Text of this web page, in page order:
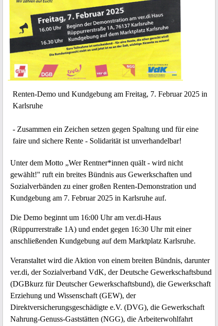
Renten-Demo und Kundgebung am Freitag, 7. Februar 2025 in
Karlsruhe
- Zusammen ein Zeichen setzen gegen Spaltung und für eine
faire und sichere Rente - Solidarität ist unverhandelbar!
Unter dem Motto „Wer Rentner*innen quält - wird nicht
gewählt!" ruft ein breites Bündnis aus Gewerkschaften und
Sozialverbänden zu einer großen Renten-Demonstration und
Kundgebung am 7. Februar 2025 in Karlsruhe auf.
Die Demo beginnt um 16:00 Uhr am ver.di-Haus
(Rüppurrerstraße 1A) und endet gegen 16:30 Uhr mit einer
anschließenden Kundgebung auf dem Marktplatz Karlsruhe.
Veranstaltet wird die Aktion von einem breiten Bündnis, darunter
ver.di, der Sozialverband VdK, der Deutsche Gewerkschaftsbund
(DGBkurz für Deutscher Gewerkschaftsbund), die Gewerkschaft
Erziehung und Wissenschaft (GEW), der
Direktversicherungsgeschädigte e.V. (DVG), die Gewerkschaft
Nahrung-Genuss-Gaststätten (NGG), die Arbeiterwohlfahrt